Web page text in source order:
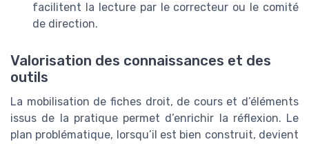
facilitent la lecture par le correcteur ou le comité
de direction.
Valorisation des connaissances et des
outils
La mobilisation de fiches droit, de cours et d’éléments
issus de la pratique permet d’enrichir la réflexion. Le
plan problématique, lorsqu’il est bien construit, devient